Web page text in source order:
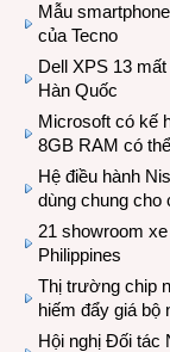
Mẫu
của Tecno
Dell XPS 13
Hàn Quốc
Microsoft có kế
8GB RAM có
Hệ điều hành
dùng chung cho
21 showroom
Philippines
Thị trường chip
hiếm đẩy giá bộ
Hội nghị Đối tác